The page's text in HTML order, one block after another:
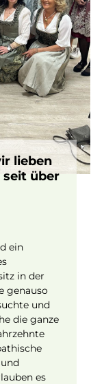
lieben
seit über
ein
in der
genauso
und
die ganze
es